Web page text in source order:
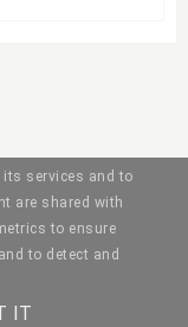
services and to
are shared with
to ensure
to detect and
IT